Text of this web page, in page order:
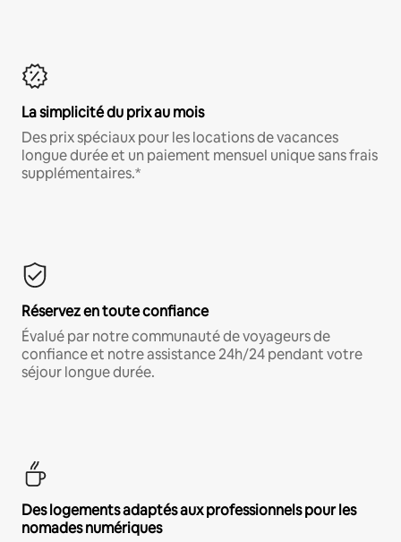
La simplicité du prix au mois
Des prix spéciaux pour les locations de vacances
longue durée et un paiement mensuel unique sans frais
supplémentaires.*
Réservez en toute confiance
Évalué par notre communauté de voyageurs de
confiance et notre assistance 24h/24 pendant votre
séjour longue durée.
Des logements adaptés aux professionnels pour les
nomades numériques